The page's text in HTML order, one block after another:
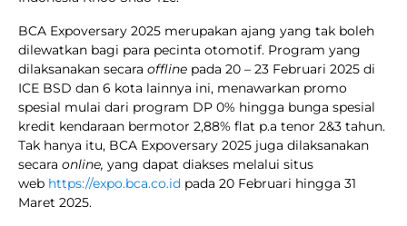
BCA Expoversary 2025 merupakan ajang yang tak boleh
dilewatkan bagi para pecinta otomotif. Program yang
dilaksanakan secara offline pada 20 – 23 Februari 2025 di
ICE BSD dan 6 kota lainnya ini, menawarkan promo
spesial mulai dari program DP 0% hingga bunga spesial
kredit kendaraan bermotor 2,88% flat p.a tenor 2&3 tahun.
Tak hanya itu, BCA Expoversary 2025 juga dilaksanakan
secara online, yang dapat diakses melalui situs
web https://expo.bca.co.id pada 20 Februari hingga 31
Maret 2025.